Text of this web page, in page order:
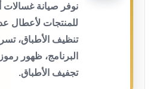
نوفر صيانة غسالات
للمنتجات لأعطال
تنظيف الأطباق،
البرنامج، ظهور
تجفيف الأطباق.